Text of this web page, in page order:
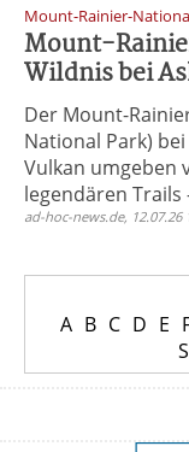
Mount-Rainier-
Mount-
Wildnis bei
Der Mount-
National Park)
Vulkan umgeben
legendären Trails
ad-hoc-news.de, 12.07.26
A B C D E
S